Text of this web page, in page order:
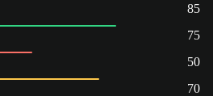
85
75
50
70